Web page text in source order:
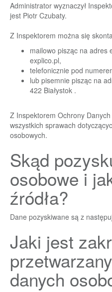
Administrator wyznaczył
jest Piotr Czubaty.
Z Inspektorem można się
mailowo pisząc na adres
explico.pl,
telefonicznie pod
lub pisemnie pisząc na
422 Białystok .
Z Inspektorem Ochrony
wszystkich sprawach
osobowych.
Skąd
osobowe i
źródła?
Dane pozyskiwane są z
Jaki jest
danych